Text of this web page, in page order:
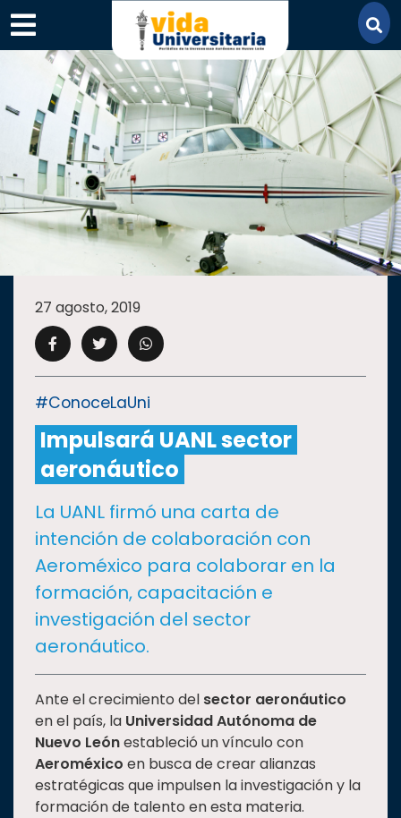
×
SECCIONES
CAMPUS UANL
CULTURA
I+D+IEXPERTOS
SALUD
SUSTENTABILIDAD
TEMAS
Oferta
educativa
27 agosto, 2019
#ConoceLaUni
Impulsará UANL sector
aeronáutico
La UANL firmó una carta de
intención de colaboración con
Aeroméxico para colaborar en la
formación, capacitación e
investigación del sector
aeronáutico.
Ante el crecimiento del sector aeronáutico
en el país, la Universidad Autónoma de
Nuevo Leónestableció un vínculo con
Aeroméxico en busca de crear alianzas
estratégicas que impulsen la investigación y la
formación de talento en esta materia.